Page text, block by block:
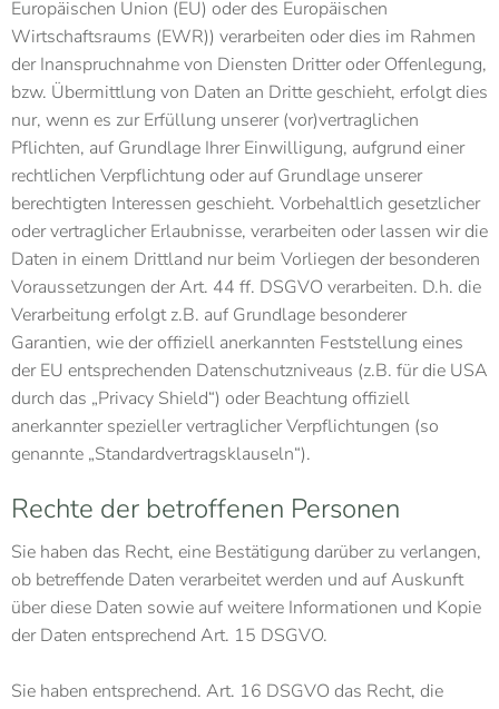
Europäischen Union (EU) oder des Europäischen
Wirtschaftsraums (EWR)) verarbeiten oder dies im Rahmen
der Inanspruchnahme von Diensten Dritter oder Offenlegung,
bzw. Übermittlung von Daten an Dritte geschieht, erfolgt dies
nur, wenn es zur Erfüllung unserer (vor)vertraglichen
Pflichten, auf Grundlage Ihrer Einwilligung, aufgrund einer
rechtlichen Verpflichtung oder auf Grundlage unserer
berechtigten Interessen geschieht. Vorbehaltlich gesetzlicher
oder vertraglicher Erlaubnisse, verarbeiten oder lassen wir die
Daten in einem Drittland nur beim Vorliegen der besonderen
Voraussetzungen der Art. 44 ff. DSGVO verarbeiten. D.h. die
Verarbeitung erfolgt z.B. auf Grundlage besonderer
Garantien, wie der offiziell anerkannten Feststellung eines
der EU entsprechenden Datenschutzniveaus (z.B. für die USA
durch das „Privacy Shield“) oder Beachtung offiziell
anerkannter spezieller vertraglicher Verpflichtungen (so
genannte „Standardvertragsklauseln“).
Rechte der betroffenen Personen
Sie haben das Recht, eine Bestätigung darüber zu verlangen,
ob betreffende Daten verarbeitet werden und auf Auskunft
über diese Daten sowie auf weitere Informationen und Kopie
der Daten entsprechend Art. 15 DSGVO.
Sie haben entsprechend. Art. 16 DSGVO das Recht, die